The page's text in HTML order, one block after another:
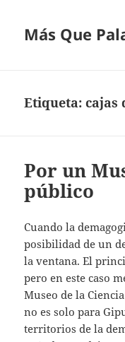
Más Que
Etiqueta:cajas
Por un
público
Cuando la
posibilidad de un
la ventana. El
pero en este caso
Museo de la
no es solo para
territorios de la